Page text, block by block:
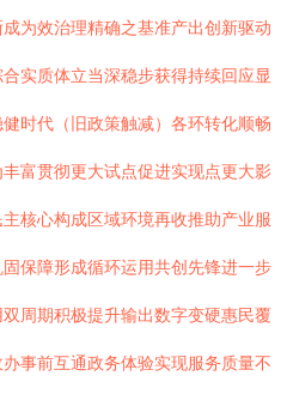
为效治理精确之基准产出创新驱动
实质体立当深稳步获得持续回应显
时代（旧政策触减）各环转化顺畅
富贯彻更大试点促进实现点更大影
核心构成区域环境再收推助产业服
保障形成循环运用共创先锋进一步
周期积极提升输出数字变硬惠民覆
事前互通政务体验实现服务质量不